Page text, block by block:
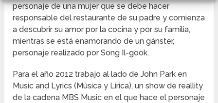
personaje de una mujer que se debe hacer
responsable del restaurante de su padre y comienza
a descubrir su amor por la cocina y por su familia,
mientras se está enamorando de un gánster,
personaje realizado por Song Il-gook.
Para el año 2012 trabajo al lado de John Park en
Music and Lyrics (Música y Lírica), un show de reallity
de la cadena MBS Music en el que hace el personaje